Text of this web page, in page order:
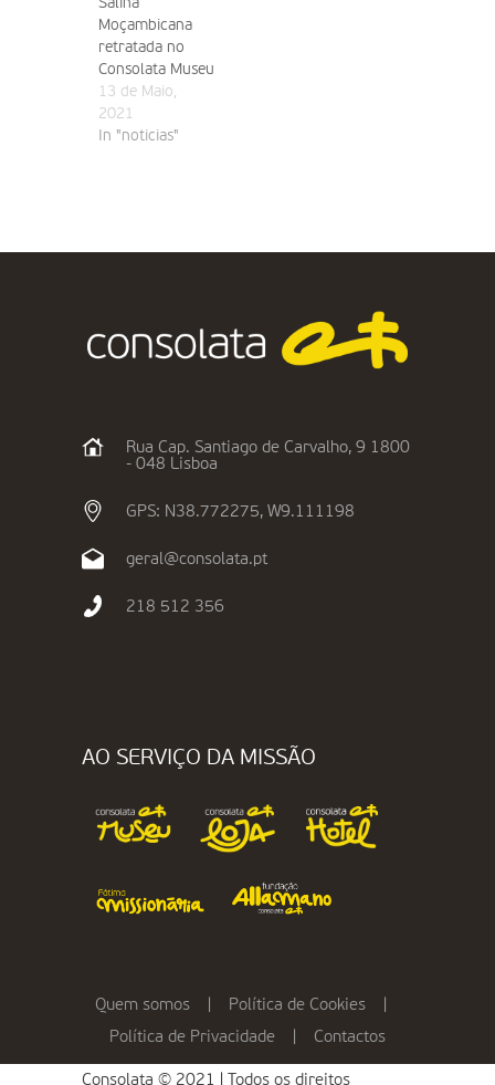
Moçambicana
retratada no
Consolata Museu
13 de Maio,
2021
In "noticias"
Rua Cap. Santiago de Carvalho, 9 1800
- 048 Lisboa
GPS: N38.772275, W9.111198
geral@consolata.pt
218 512 356
AO SERVIÇO DA MISSÃO
Quem somos Política de Cookies
Política de Privacidade
Contactos
Consolata © 2021 | Todos os direitos